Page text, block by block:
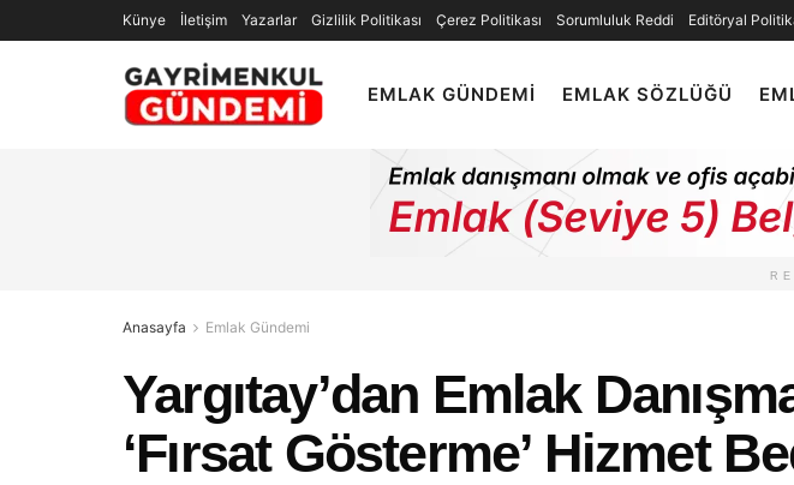
Künye İletişim Yazarlar Gizlilik Politikası Çerez Politikası Sorumluluk Reddi Editöryal
EMLAK GÜNDEMI EMLAK SÖZLÜĞÜ
Anasayfa Emlak Gündemi
Yargıtay’dan Emlak
‘Fırsat Gösterme’ Hizmet